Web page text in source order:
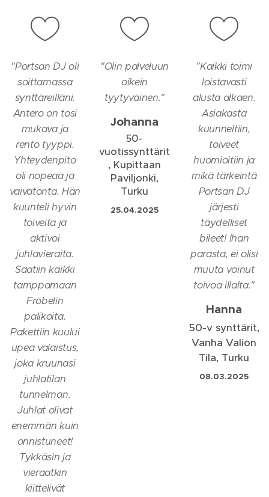
"Portsan DJ oli
soittamassa
synttäreilläni.
Antero on tosi
mukava ja
rento tyyppi.
Yhteydenpito
oli nopeaa ja
vaivatonta. Hän
kuunteli hyvin
toiveita ja
aktivoi
juhlavieraita.
Saatiin kaikki
tamppamaan
Fröbelin
palikoita.
Pakettiin kuului
upea valaistus,
joka kruunasi
juhlatilan
tunnelman.
Juhlat olivat
enemmän kuin
onnistuneet!
Tykkäsin ja
vieraatkin
kiittelivät
"Olin palveluun
oikein
tyytyväinen."
Johanna
50-
vuotissynttärit
, Kupittaan
Paviljonki,
Turku
25.04.2025
"Kaikki toimi
loistavasti
alusta alkaen.
Asiakasta
kuunneltiin,
toiveet
huomioitiin ja
mikä tärkeintä
Portsan DJ
järjesti
täydelliset
bileet! Ihan
parasta, ei olisi
muuta voinut
toivoa illalta."
Hanna
50-v synttärit,
Vanha Valion
Tila, Turku
08.03.2025